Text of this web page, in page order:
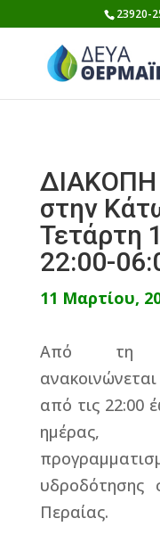
to
content
23920-
στην
Τετάρτη
22:00-
11 Μαρτίου,
Από τη
από τις 22:00
ημέρας,
υδροδότησης
Περαίας.